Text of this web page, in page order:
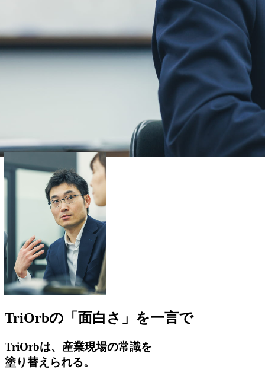
TriOrbの「面白さ」を一言で
TriOrbは、産業現場の常識を
塗り替えられる。